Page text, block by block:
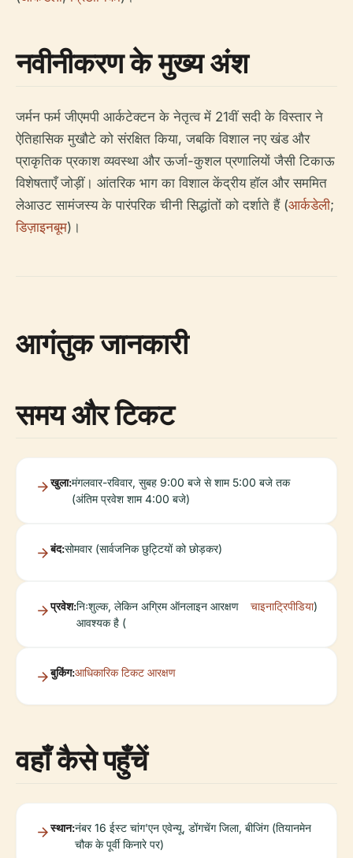
नवीनीकरण के मुख्य अंश
जर्मन फर्म जीएमपी आर्कटेक्टन के नेतृत्व में 21वीं सदी के विस्तार ने
ऐतिहासिक मुखौटे को संरक्षित किया, जबकि विशाल नए खंड और
प्राकृतिक प्रकाश व्यवस्था और ऊर्जा-कुशल प्रणालियों जैसी टिकाऊ
विशेषताएँ जोड़ीं। आंतरिक भाग का विशाल केंद्रीय हॉल और सममित
लेआउट सामंजस्य के पारंपरिक चीनी सिद्धांतों को दर्शाते हैं (आर्कडेली;
डिज़ाइनबूम)।
आगंतुक जानकारी
समय और टिकट
खुला:मंगलवार-रविवार, सुबह 9:00 बजे से शाम 5:00 बजे तक
(अंतिम प्रवेश शाम 4:00 बजे)
बंद:सोमवार (सार्वजनिक छुट्टियों को छोड़कर)
प्रवेश:निःशुल्क, लेकिन अग्रिम ऑनलाइन आरक्षण
आवश्यक है (
चाइनाट्रिपीडिया)
बुकिंग:आधिकारिक टिकट आरक्षण
वहाँ कैसे पहुँचें
स्थान:नंबर 16 ईस्ट चांग'एन एवेन्यू, डोंगचेंग जिला, बीजिंग (तियानमेन
चौक के पूर्वी किनारे पर)